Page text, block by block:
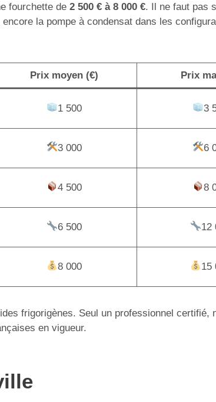
fourchette de 2 500 € à 8 000 €. Il ne faut pas
la pompe à condensat dans les
Prix moyen (€) Prix
1 500 3
3 000 6
4 500 8
6 500 12
8 000 15
frigorigènes. Seul un professionnel certifié,
en vigueur.